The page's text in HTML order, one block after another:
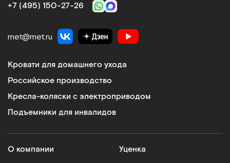
+7 (495) 150‑27‑26
met@met.ru
Кровати для домашнего ухода
Российское производство
Кресла-коляски с электроприводом
Подъемники для инвалидов
О компании
Уценка